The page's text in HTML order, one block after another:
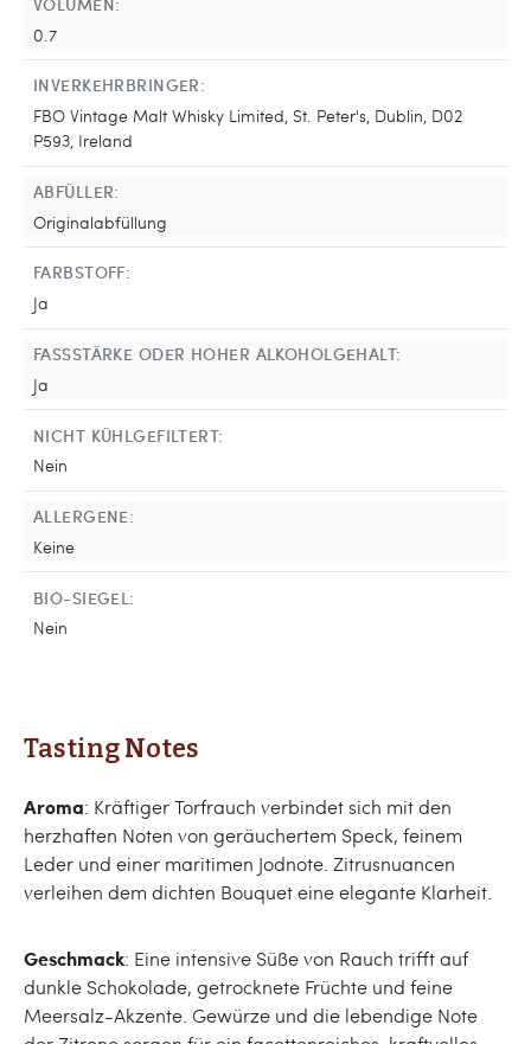
0.7
INVERKEHRBRINGER:
FBO Vintage Malt Whisky Limited, St. Peter's, Dublin, D02
P593, Ireland
ABFÜLLER:
Originalabfüllung
FARBSTOFF:
Ja
FASSSTÄRKE ODER HOHER ALKOHOLGEHALT:
Ja
NICHT KÜHLGEFILTERT:
Nein
ALLERGENE:
Keine
BIO-SIEGEL:
Nein
Tasting Notes
Aroma: Kräftiger Torfrauch verbindet sich mit den
herzhaften Noten von geräuchertem Speck, feinem
Leder und einer maritimen Jodnote. Zitrusnuancen
verleihen dem dichten Bouquet eine elegante Klarheit.
Geschmack: Eine intensive Süße von Rauch trifft auf
dunkle Schokolade, getrocknete Früchte und feine
Meersalz-Akzente. Gewürze und die lebendige Note